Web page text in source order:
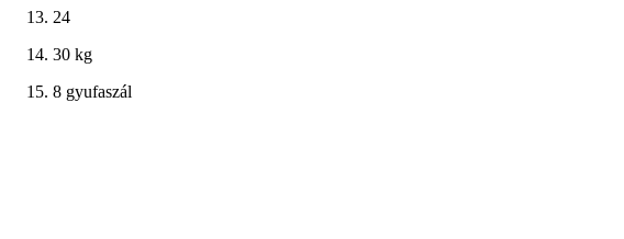
24
30 kg
8 gyufaszál